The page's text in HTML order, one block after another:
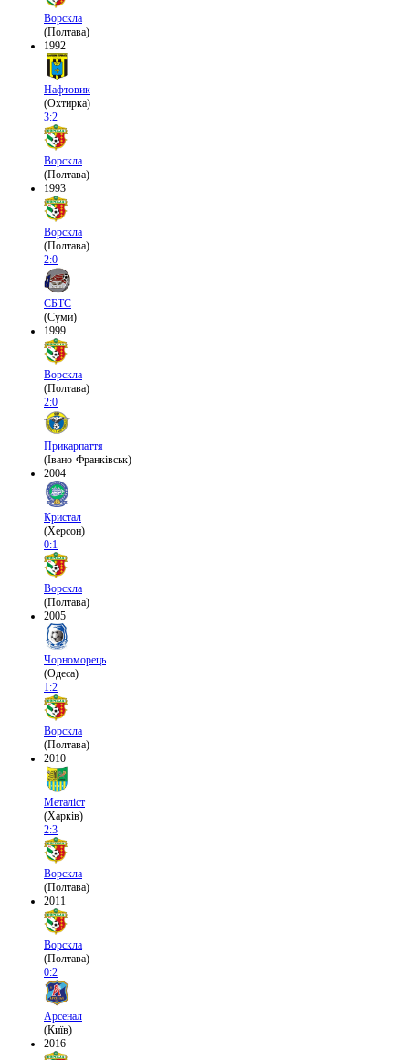
Ворскла
(Полтава)
1992
Нафтовик
(Охтирка)
3:2
Ворскла
(Полтава)
1993
Ворскла
(Полтава)
2:0
СБТС
(Суми)
1999
Ворскла
(Полтава)
2:0
Прикарпаття
(Івано-Франківськ)
2004
Кристал
(Херсон)
0:1
Ворскла
(Полтава)
2005
Чорноморець
(Одеса)
1:2
Ворскла
(Полтава)
2010
Металіст
(Харків)
2:3
Ворскла
(Полтава)
2011
Ворскла
(Полтава)
0:2
Арсенал
(Київ)
2016